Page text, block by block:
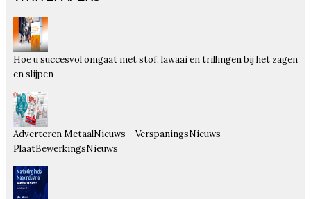
Hoe u succesvol omgaat met stof, lawaai en trillingen bij het zagen
en slijpen
Adverteren MetaalNieuws – VerspaningsNieuws –
PlaatBewerkingsNieuws